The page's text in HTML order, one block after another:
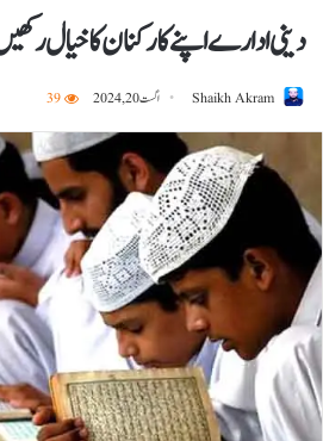
دینی ادارے اپنے کارکنان کا خیال
Shaikh Akram اگست 20, 2024 39